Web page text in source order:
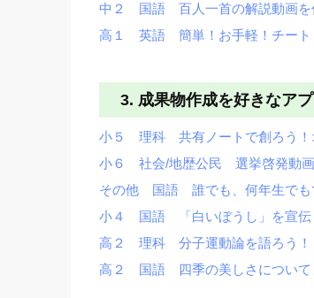
中２ 国語 百人一首の解説動画を
高１ 英語 簡単！お手軽！チート
3. 成果物作成を好きなア
小５ 理科 共有ノートで創ろう！
小６ 社会/地歴公民 選挙啓発動画
その他 国語 誰でも、何年生でも
小４ 国語 「白いぼうし」を宣伝
高２ 理科 分子運動論を語ろう！
高２ 国語 四季の美しさについて